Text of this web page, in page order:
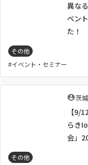
者
：
異な
ベン
た！
その他
イベント・セミナー
執
者
：
茨
【9/
らき
会」
その他